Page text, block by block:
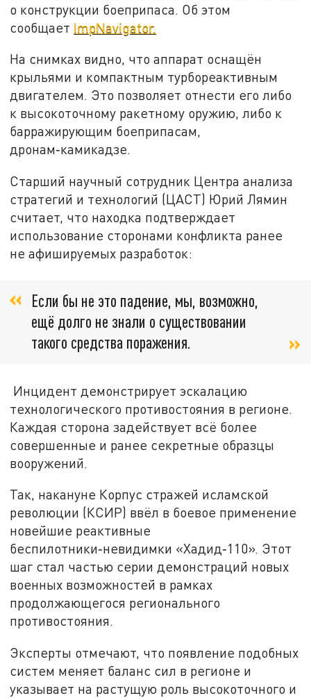
о конструкции боеприпаса. Об этом
сообщает ImpNavigator.
На снимках видно, что аппарат оснащён
крыльями и компактным турбореактивным
двигателем. Это позволяет отнести его либо
к высокоточному ракетному оружию, либо к
барражирующим боеприпасам,
дронам‑камикадзе.
Старший научный сотрудник Центра анализа
стратегий и технологий (ЦАСТ) Юрий Лямин
считает, что находка подтверждает
использование сторонами конфликта ранее
не афишируемых разработок:
Если бы не это падение, мы, возможно,
ещё долго не знали о существовании
такого средства поражения.
Инцидент демонстрирует эскалацию
технологического противостояния в регионе.
Каждая сторона задействует всё более
совершенные и ранее секретные образцы
вооружений.
Так, накануне Корпус стражей исламской
революции (КСИР) ввёл в боевое применение
новейшие реактивные
беспилотники‑невидимки «Хадид‑110». Этот
шаг стал частью серии демонстраций новых
военных возможностей в рамках
продолжающегося регионального
противостояния.
Эксперты отмечают, что появление подобных
систем меняет баланс сил в регионе и
указывает на растущую роль высокоточного и